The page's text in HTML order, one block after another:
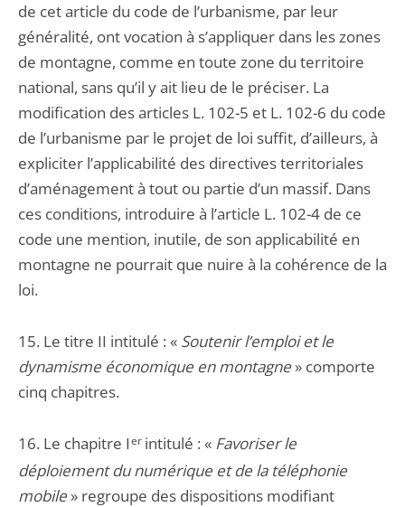
de cet article du code de l’urbanisme, par leur
généralité, ont vocation à s’appliquer dans les zones
de montagne, comme en toute zone du territoire
national, sans qu’il y ait lieu de le préciser. La
modification des articles L. 102-5 et L. 102-6 du code
de l’urbanisme par le projet de loi suffit, d’ailleurs, à
expliciter l’applicabilité des directives territoriales
d’aménagement à tout ou partie d’un massif. Dans
ces conditions, introduire à l’article L. 102-4 de ce
code une mention, inutile, de son applicabilité en
montagne ne pourrait que nuire à la cohérence de la
loi.
15. Le titre II intitulé : « Soutenir l’emploi et le
dynamisme économique en montagne » comporte
cinq chapitres.
16. Le chapitre Ierintitulé : « Favoriser le
déploiement du numérique et de la téléphonie
mobile » regroupe des dispositions modifiant